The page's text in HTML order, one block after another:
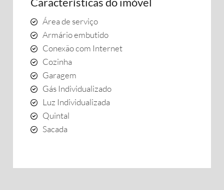
Área de serviço
Armário embutido
Conexão com Internet
Cozinha
Garagem
Gás Individualizado
Luz Individualizada
Quintal
Sacada